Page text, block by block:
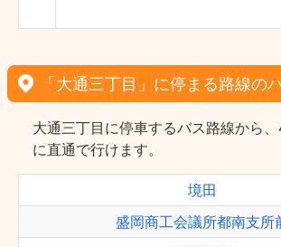
「大通三丁目」に停まる路線の
大通三丁目に停車するバス路線から
に直通で行けます。
境田
盛岡商工会議所都南支所